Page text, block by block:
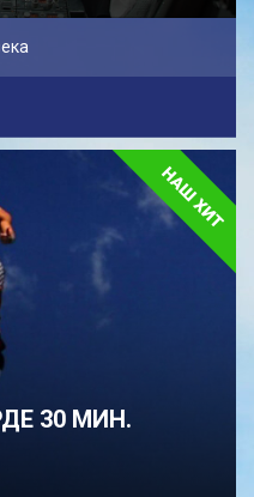
30 МИН.